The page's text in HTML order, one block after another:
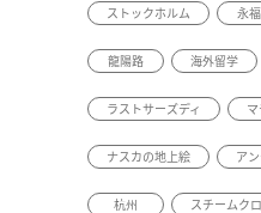
ストックホルム 永
龍陽路 海外留学
ラストサーズディ
ナスカの地上絵 ア
杭州 スチームク